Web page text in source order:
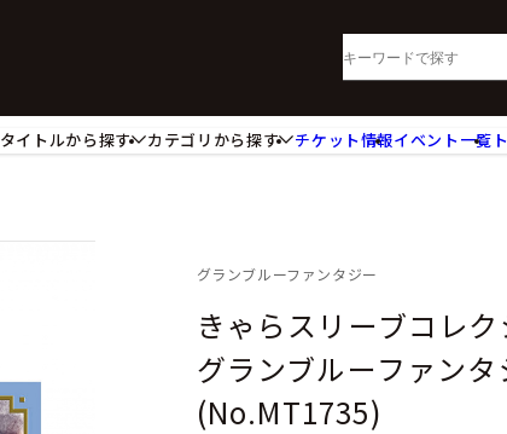
タイトルから探す
カテゴリから探す
カードスリーブ・カード収納ケース
アパレル小物
コミック・小説
チケット情報イベント一覧
グランブルーファンタジー
きゃらスリーブコレ
グランブルーファン
(No.MT1735)